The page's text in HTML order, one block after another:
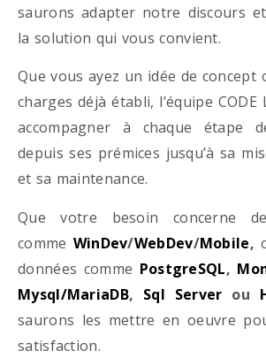
saurons adapter notre discours
la solution qui vous convient.
Que vous ayez un idée de concept
charges déjà établi, l’équipe
accompagner à chaque étape
depuis ses prémices jusqu’à sa
et sa maintenance.
Que votre besoin concerne
comme WinDev/WebDev/Mobile,
données comme PostgreSQL,
Mysql/MariaDB, Sql Server ou
saurons les mettre en oeuvre
satisfaction.